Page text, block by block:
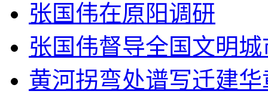
张国伟在原阳调研
张国伟督导全国文明
黄河拐弯处谱写迁建华